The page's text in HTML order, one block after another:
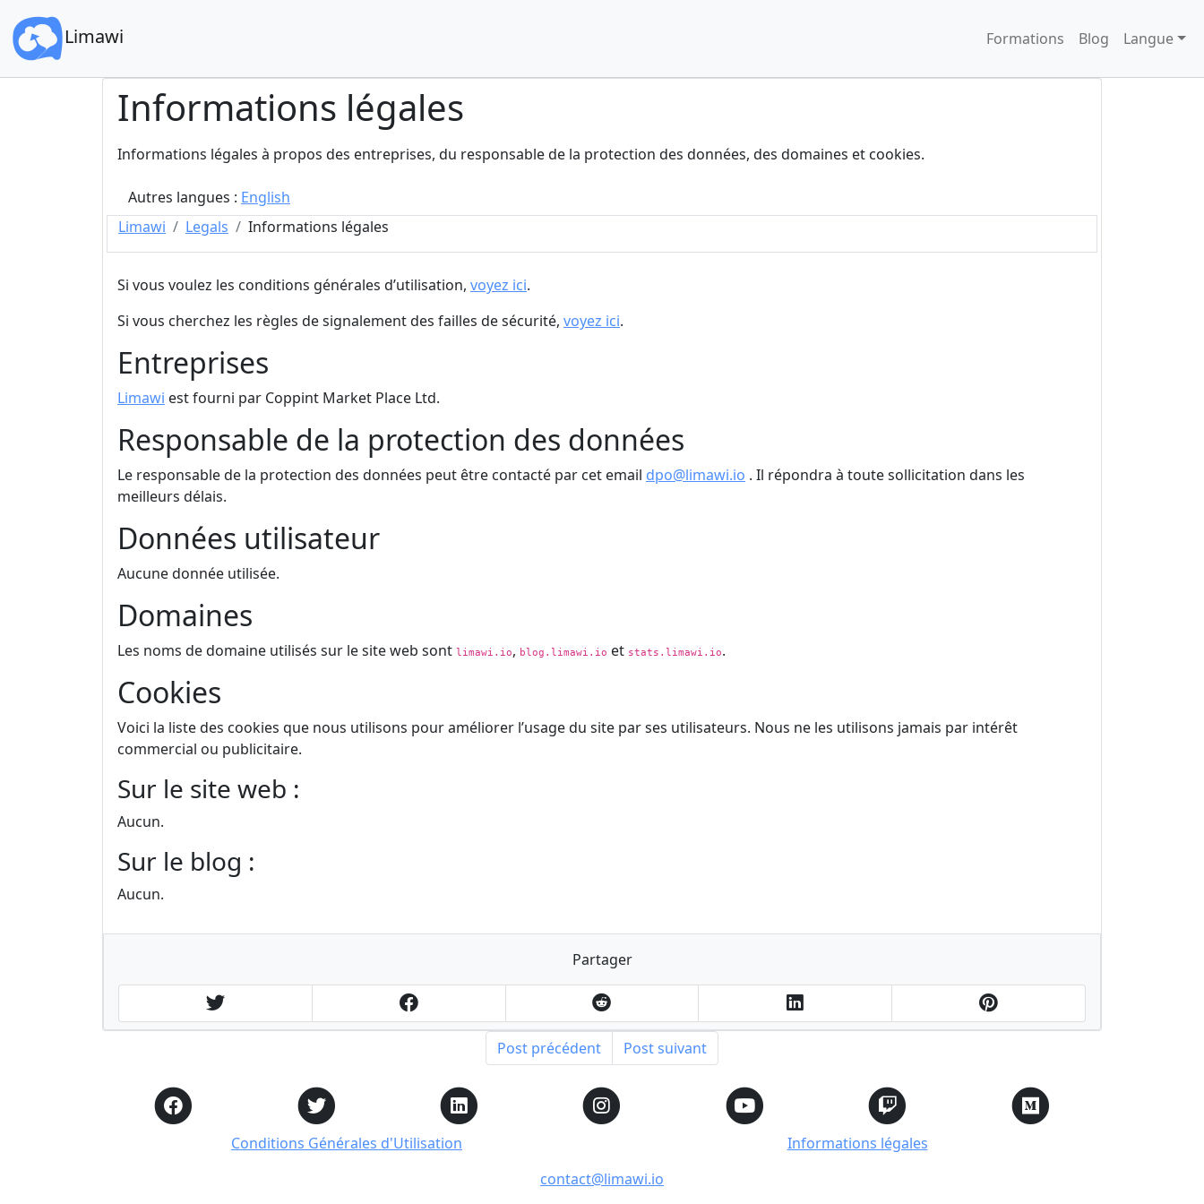
Limawi Formations Blog Langue
Informations légales
Informations légales à propos des entreprises, du responsable de la protection des données, des domaines et cookies.
Autres langues : English
Limawi
Legals Informations légales
Si vous voulez les conditions générales d’utilisation, voyez ici.
Si vous cherchez les règles de signalement des failles de sécurité, voyez ici.
Entreprises
Limawi est fourni par Coppint Market Place Ltd.
Responsable de la protection des données
Le responsable de la protection des données peut être contacté par cet email dpo@limawi.io . Il répondra à toute sollicitation dans les
meilleurs délais.
Données utilisateur
Aucune donnée utilisée.
Domaines
Les noms de domaine utilisés sur le site web sont limawi.io, blog.limawi.io et stats.limawi.io.
Cookies
Voici la liste des cookies que nous utilisons pour améliorer l’usage du site par ses utilisateurs. Nous ne les utilisons jamais par intérêt
commercial ou publicitaire.
Sur le site web :
Aucun.
Sur le blog :
Aucun.
Partager
Post précédent Post suivant
Conditions Générales d'Utilisation
Informations légales
contact@limawi.io